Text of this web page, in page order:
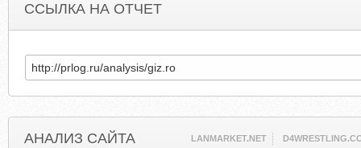
ССЫЛКА НА ОТЧЕТ
АНАЛИЗ САЙТА LANMARKET.NET